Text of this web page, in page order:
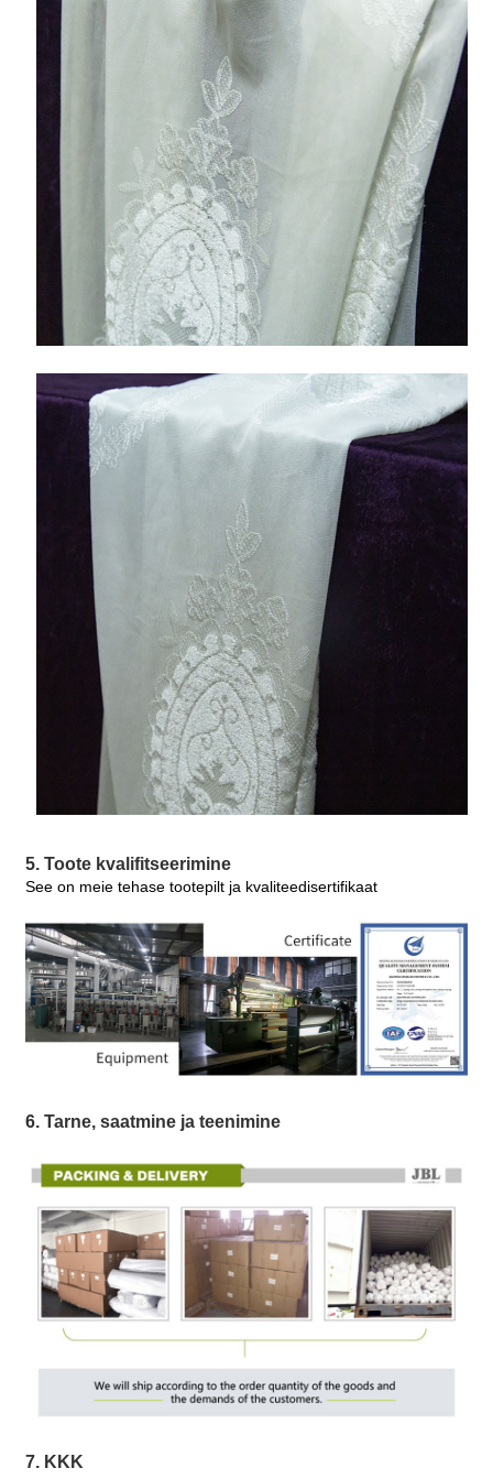
5. Toote kvalifitseerimine
See on meie tehase tootepilt ja kvaliteedisertifikaat
6. Tarne, saatmine ja teenimine
7. KKK